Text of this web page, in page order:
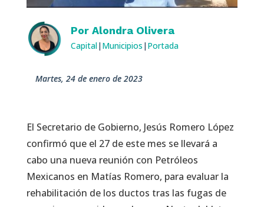
Por Alondra Olivera
Capital| Municipios | Portada
martes, 24 de enero de 2023
El Secretario de Gobierno, Jesús Romero López
confirmó que el 27 de este mes se llevará a
cabo una nueva reunión con Petróleos
Mexicanos en Matías Romero, para evaluar la
rehabilitación de los ductos tras las fugas de